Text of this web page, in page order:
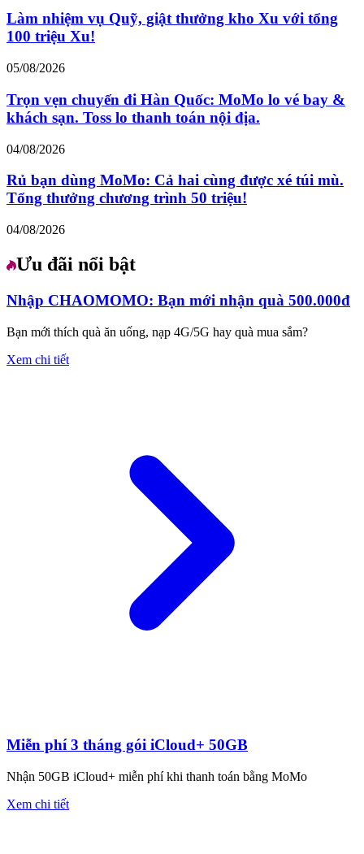
Làm nhiệm vụ Quỹ, giật thưởng kho Xu với tổng
100 triệu Xu!
05/08/2026
Trọn vẹn chuyến đi Hàn Quốc: MoMo lo vé bay &
khách sạn. Toss lo thanh toán nội địa.
04/08/2026
Rủ bạn dùng MoMo: Cả hai cùng được xé túi mù.
Tổng thưởng chương trình 50 triệu!
04/08/2026
Ưu đãi nổi bật
Nhập CHAOMOMO: Bạn mới nhận quà 500.000đ
Bạn mới thích quà ăn uống, nạp 4G/5G hay quà mua sắm?
Xem chi tiết
Miễn phí 3 tháng gói iCloud+ 50GB
Nhận 50GB iCloud+ miễn phí khi thanh toán bằng MoMo
Xem chi tiết